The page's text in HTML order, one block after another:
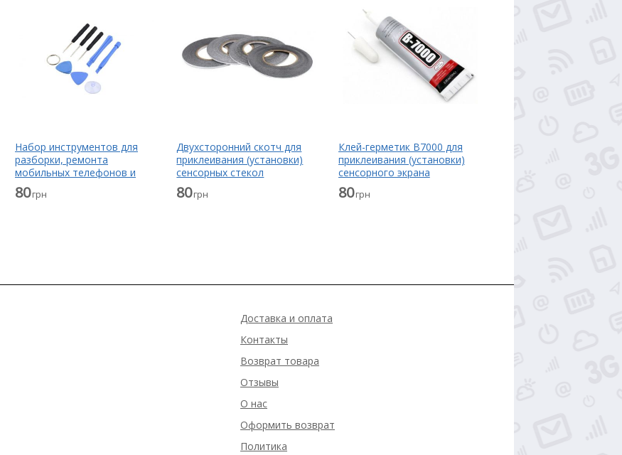
Набор инструментов для
разборки, ремонта
мобильных телефонов и
планшетов
80грн
Двухсторонний скотч для
приклеивания (установки)
сенсорных стекол
(тачскринов), дисплеев
(модулей) и корпусов к их
80грн
Клей-герметик B7000 для
приклеивания (установки)
сенсорного экрана
(тачскрина), дисплея
(модуля) прозрачный 15 мл
80грн
Доставка и оплата
Контакты
Возврат товара
Отзывы
О нас
Оформить возврат
Политика